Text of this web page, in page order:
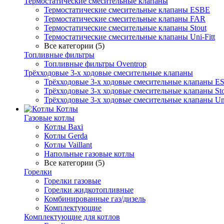
Термостатические смесительные клапаны ESBE
Термостатические смесительные клапаны FAR
Термостатические смесительные клапаны Stout
Термостатические смесительные клапаны Uni-Fitt
Все категории (5)
Топливные фильтры
Топливные фильтры Oventrop
Трёхходовые 3-х ходовые смесительные клапаны
Трёхходовые 3-х ходовые смесительные клапаны
Трёхходовые 3-х ходовые смесительные клапаны
Трёхходовые 3-х ходовые смесительные клапаны
Котлы
Газовые котлы
Котлы Baxi
Котлы Gerda
Котлы Vaillant
Напольные газовые котлы
Все категории (5)
Горелки
Горелки газовые
Горелки жидкотопливные
Комбинированные газ/дизель
Комплектующие
Комплектующие для котлов